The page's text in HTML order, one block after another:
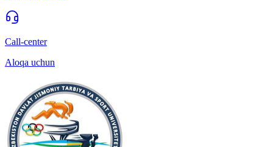
Call-center
Aloqa uchun